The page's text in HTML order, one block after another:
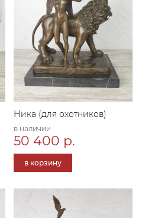
Ника (для охотников)
в наличии
50 400 р.
в корзину